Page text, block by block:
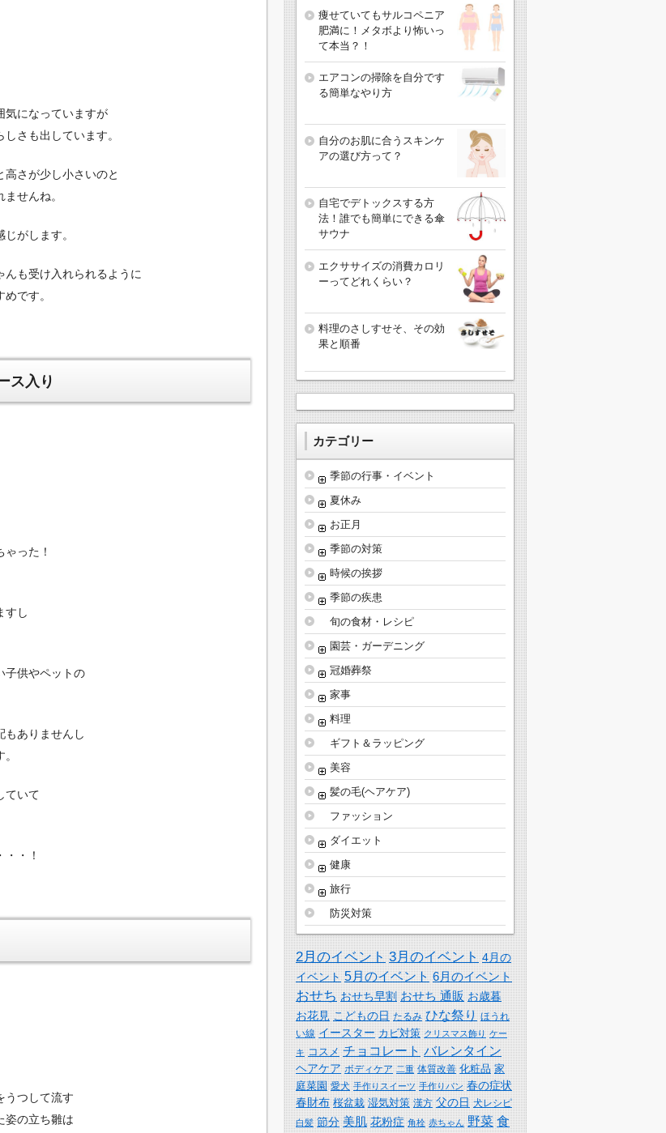
気になっていますが
さも出しています。
さが少し小さいのと
せんね。
がします。
んも受け入れられるように
です。
ス入り
った！
すし
子供やペットの
もありませんし
ていて
・！
うつして流す
姿の立ち雛は
痩せていてもサルコペニア
肥満に！メタボより怖いっ
て本当？！
エアコンの掃除を自分です
る簡単なやり方
自分のお肌に合うスキンケ
アの選び方って？
自宅でデトックスする方
法！誰でも簡単にできる傘
サウナ
エクササイズの消費カロリ
ーってどれくらい？
料理のさしすせそ、その効
果と順番
カテゴリー
季節の行事・イベント
夏休み
お正月
季節の対策
時候の挨拶
季節の疾患
旬の食材・レシピ
園芸・ガーデニング
冠婚葬祭
家事
料理
ギフト＆ラッピング
美容
髪の毛(ヘアケア)
ファッション
ダイエット
健康
旅行
防災対策
2月のイベント 3月のイベント 4月の
イベント 5月のイベント 6月のイベント
おせち おせち早割 おせち 通販 お歳暮
お花見 こどもの日 たるみ ひな祭り ほうれ
い線 イースター カビ対策 クリスマス飾り ケー
キ コスメ チョコレート バレンタイン
ヘアケア ボディケア 二重 体質改善 化粧品 家
庭菜園 愛犬 手作りスイーツ 手作りパン 春の症状
春財布 桜盆栽 湿気対策 漢方 父の日 犬レシピ
白髪 節分 美肌 花粉症 角栓 赤ちゃん 野菜 食